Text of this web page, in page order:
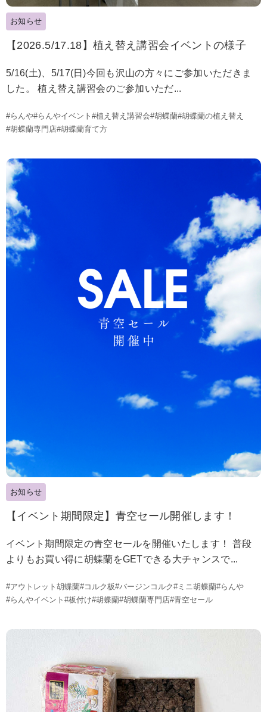
お知らせ
【2026.5/17.18】植え替え講習会イベントの様子
5/16(土)、5/17(日)今回も沢山の方々にご参加いただきま
した。 植え替え講習会のご参加いただ...
#らんや#らんやイベント #植え替え講習会#胡蝶蘭#胡蝶蘭の植え替え
#胡蝶蘭専門店#胡蝶蘭育て方
お知らせ
【イベント期間限定】青空セール開催します！
イベント期間限定の青空セールを開催いたします！ 普段
よりもお買い得に胡蝶蘭をGETできる大チャンスで...
#アウトレット胡蝶蘭#コルク板#バージンコルク#ミニ胡蝶蘭#らんや
#らんやイベント #板付け#胡蝶蘭#胡蝶蘭専門店#青空セール